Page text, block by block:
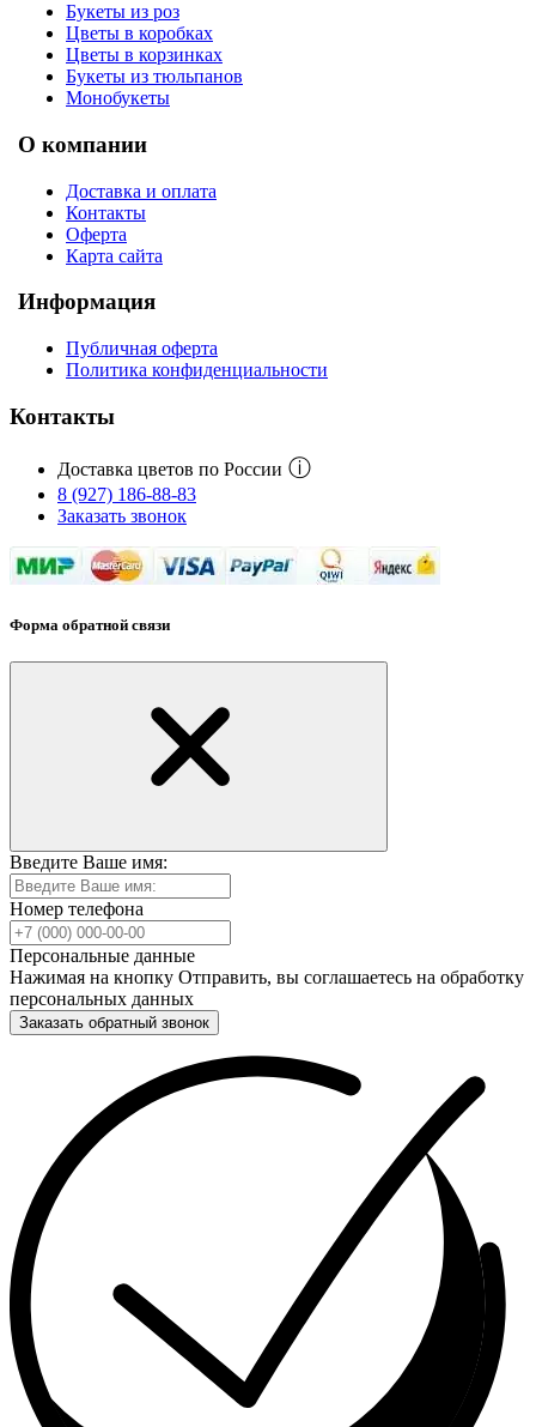
Букеты из роз
Цветы в коробках
Цветы в корзинках
Букеты из тюльпанов
Монобукеты
О компании
Доставка и оплата
Контакты
Оферта
Карта сайта
Информация
Публичная оферта
Политика конфиденциальности
Контакты
Доставка цветов по России ⓘ
8 (927) 186-88-83
Заказать звонок
Форма обратной связи
Введите Ваше имя:
Номер телефона
Персональные данные
Нажимая на кнопку Отправить, вы соглашаетесь на обработку
персональных данных
Заказать обратный звонок